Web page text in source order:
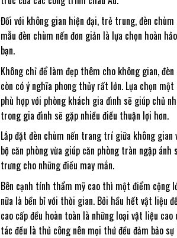
Đối với không gian hiện đại, trẻ trung, đèn chùm
mẫu đèn chùm nến đơn giản là lựa chọn hoàn
bạn.
Không chỉ để làm đẹp thêm cho không gian,
còn có ý nghĩa phong thủy rất lớn. Lựa chọn
phù hợp với phòng khách gia đình sẽ giúp chủ
trong gia đình sẽ gặp nhiều điều thuận lợi hơn.
Lắp đặt đèn chùm nến trang trí giữa không gian
bộ căn phòng vừa giúp căn phòng tràn ngập
trưng cho những điều may mắn.
Bên cạnh tính thẩm mỹ cao thì một điểm cộng
nữa là bền bỉ với thời gian. Bởi hầu hết vật liệu
cao cấp đều hoàn toàn là những loại vật liệu
tác đều là thủ công nên mọi thứ đều đảm bảo